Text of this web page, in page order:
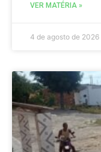
VER MATÉRIA »
4 de agosto de 2026